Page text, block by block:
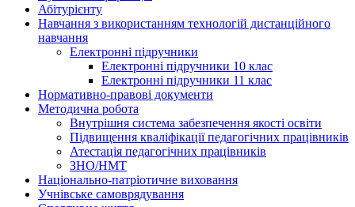
Абітурієнту
Навчання з використанням технологій дистанційного
навчання
Електронні підручники
Електронні підручники 10 клас
Електронні підручники 11 клас
Нормативно-правові документи
Методична робота
Внутрішня система забезпечення якості освіти
Підвищення кваліфікації педагогічних працівників
Атестація педагогічних працівників
ЗНО/НМТ
Національно-патріотичне виховання
Учнівське самоврядування